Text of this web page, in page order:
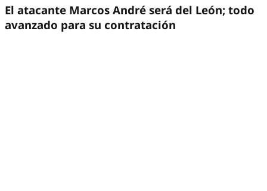
El atacante Marcos André será del León; todo
avanzado para su contratación